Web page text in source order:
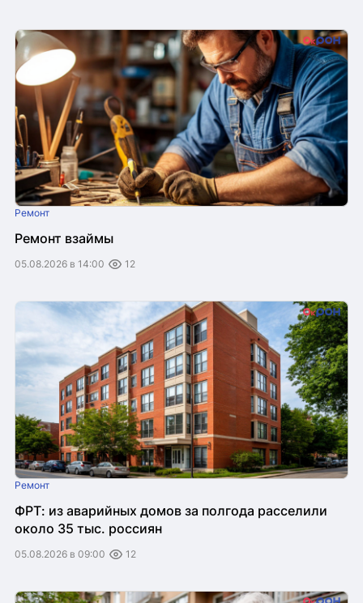
Ремонт
Ремонт взаймы
05.08.2026 в 14:00 12
Ремонт
ФРТ: из аварийных домов за полгода расселили
около 35 тыс. россиян
05.08.2026 в 09:00 12